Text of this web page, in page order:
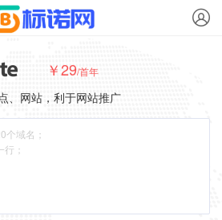
￥29/首年
、网站，利于网站推广